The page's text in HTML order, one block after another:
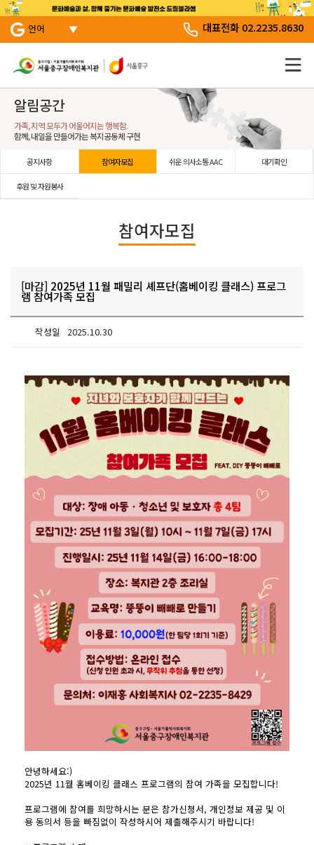
본문 바로 가기
서브 메뉴 바로가기
주 메뉴 바로 가기
언어 대표전화 02.2235.8630
알림공간
가족, 지역 모두가 어울어지는 행복함.
함께, 내일을 만들어가는 복지공동체 구현
공지사항 참여자모집 쉬운 의사소통 AAC 대기확인
후원 및 자원봉사
참여자모집
[마감] 2025년 11월 패밀리 셰프단(홈베이킹 클래스) 프로그
램 참여가족 모집
작성일 2025.10.30
안녕하세요:)
2025년 11월 홈베이킹 클래스 프로그램의 참여 가족을 모집합니다!
프로그램에 참여를 희망하시는 분은 참가신청서, 개인정보 제공 및 이
용 동의서 등을 빠짐없이 작성하시어 제출해주시기 바랍니다!